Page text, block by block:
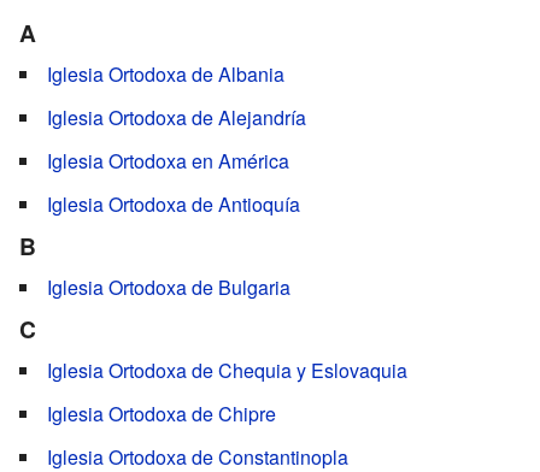
A
Iglesia Ortodoxa de Albania
Iglesia Ortodoxa de Alejandría
Iglesia Ortodoxa en América
Iglesia Ortodoxa de Antioquía
B
Iglesia Ortodoxa de Bulgaria
C
Iglesia Ortodoxa de Chequia y Eslovaquia
Iglesia Ortodoxa de Chipre
Iglesia Ortodoxa de Constantinopla